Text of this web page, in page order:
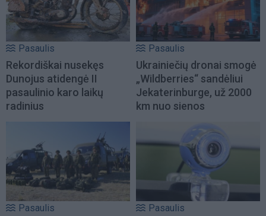
Pasaulis
Rekordiškai nusekęs
Dunojus atidengė II
pasaulinio karo laikų
radinius
Pasaulis
Ukrainiečių dronai smogė
„Wildberries“ sandėliui
Jekaterinburge, už 2000
km nuo sienos
Pasaulis Pasaulis